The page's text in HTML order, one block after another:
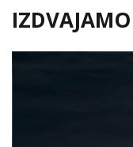
IZDVAJAMO